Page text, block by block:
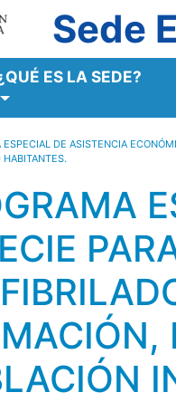
Sede
ES LA SEDE?
ESPECIAL DE ASISTENCIA